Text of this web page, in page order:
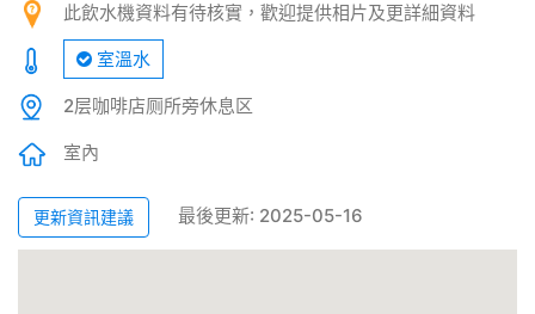
此飲水機資料有待核實，歡迎提供相片及更詳細資料
室溫水
2层咖啡店厕所旁休息区
室內
更新資訊建議 最後更新: 2025-05-16